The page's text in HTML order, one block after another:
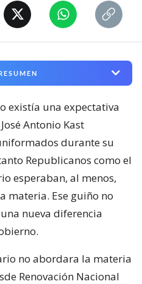
existía una expectativa
Antonio Kast
durante su
Republicanos como el
esperaban, al menos,
materia. Ese guiño no
nueva diferencia
no abordara la materia
Renovación Nacional